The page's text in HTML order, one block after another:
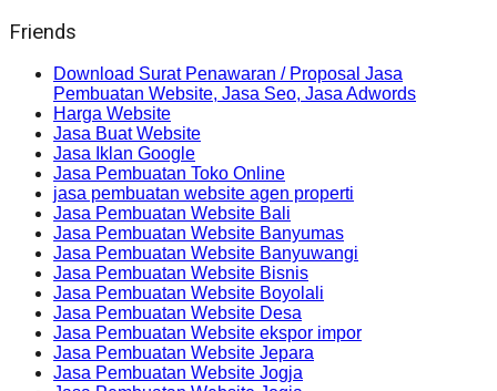
Friends
Download Surat Penawaran / Proposal Jasa
Pembuatan Website, Jasa Seo, Jasa Adwords
Harga Website
Jasa Buat Website
Jasa Iklan Google
Jasa Pembuatan Toko Online
jasa pembuatan website agen properti
Jasa Pembuatan Website Bali
Jasa Pembuatan Website Banyumas
Jasa Pembuatan Website Banyuwangi
Jasa Pembuatan Website Bisnis
Jasa Pembuatan Website Boyolali
Jasa Pembuatan Website Desa
Jasa Pembuatan Website ekspor impor
Jasa Pembuatan Website Jepara
Jasa Pembuatan Website Jogja